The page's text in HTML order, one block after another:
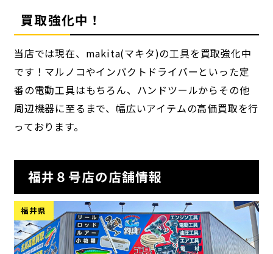
買取強化中！
当店では現在、makita(マキタ)の工具を買取強化中
です！マルノコやインパクトドライバーといった定
番の電動工具はもちろん、ハンドツールからその他
周辺機器に至るまで、幅広いアイテムの高価買取を行
っております。
福井８号店の店舗情報
福井県